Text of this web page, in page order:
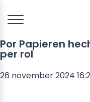
Por Papieren
per rol
26 november 2024